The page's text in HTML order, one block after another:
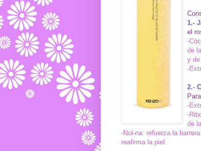
1.-
el
-
de
y
-
2.-
-
-
de
-Noi-na: refuerza la
reafirma la piel.